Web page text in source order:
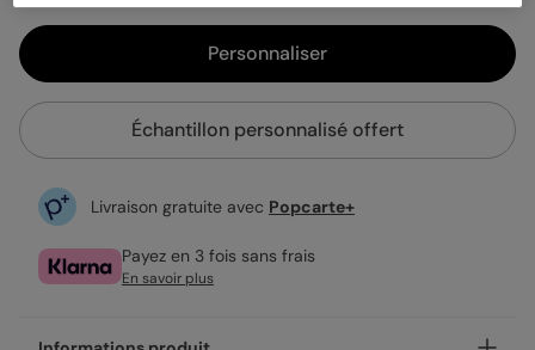
Personnaliser
Échantillon personnalisé offert
Livraison gratuite avec Popcarte+
Payez en 3 fois sans frais
En savoir plus